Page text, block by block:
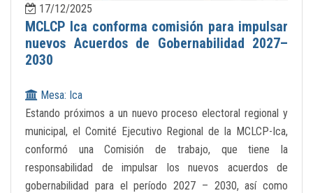
17/12/2025
MCLCP Ica conforma comisión para impulsar
nuevos Acuerdos de Gobernabilidad 2027–
2030
Mesa: Ica
Estando próximos a un nuevo proceso electoral regional y
municipal, el Comité Ejecutivo Regional de la MCLCP-Ica,
conformó una Comisión de trabajo, que tiene la
responsabilidad de impulsar los nuevos acuerdos de
gobernabilidad para el período 2027 – 2030, así como